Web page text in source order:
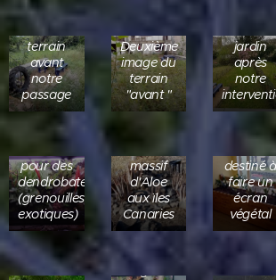
Un
terrain
avant
notre
passage
Deuxième
image du
terrain
"avant "
jardin
après
notre
Petite
réalisation
terrarium
pour des
dendrobates
(grenouilles
exotiques)
Réalisation
massif
d'Aloe
aux ïles
Canaries
Massif
destiné à
faire un
écran
végétal
Culture
de
plantes
en
aquarium.
réalisé